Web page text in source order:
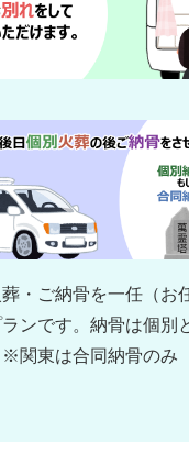
葬・ご納骨を一任（お
ランです。納骨は個別
関東は合同納骨のみ